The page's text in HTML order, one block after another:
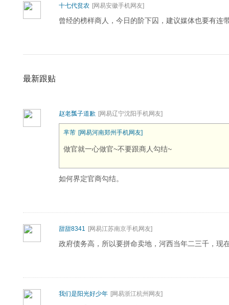
十七代贫农 [网易安徽手机网友]
曾经的榜样商人，今日的阶下囚，建议媒体也要有连
最新跟贴
赵老瓢子道歉 [网易辽宁沈阳手机网友]
芈芾 [网易河南郑州手机网友]
做官就一心做官~不要跟商人勾结~
如何界定官商勾结。
甜甜8341 [网易江苏南京手机网友]
政府债务高，所以要拼命卖地，河西当年二三千，现
我们是阳光好少年 [网易浙江杭州网友]